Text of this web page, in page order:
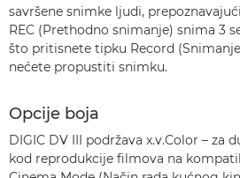
savršene snimke ljudi,
REC (Prethodno snimanje) snima 3
što pritisnete tipku Record
nećete propustiti snimku.
Opcije boja
DIGIC DV III podržava x.v.Color – za
kod reprodukcije filmova na